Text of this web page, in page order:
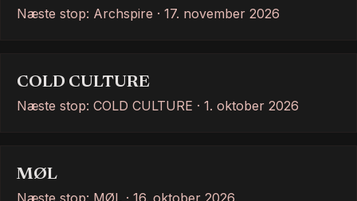
Næste stop: Archspire · 17. november 2026
COLD CULTURE
Næste stop: COLD CULTURE · 1. oktober 2026
MØL
Næste stop: MØL · 16. oktober 2026